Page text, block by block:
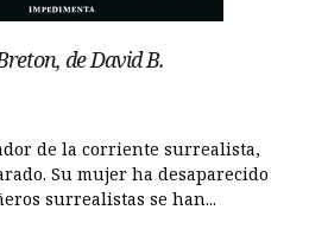
de David B.
de la corriente surrealista,
Su mujer ha desaparecido
surrealistas se han...